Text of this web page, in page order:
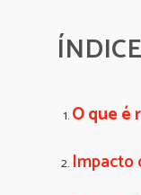
O que é
Impacto